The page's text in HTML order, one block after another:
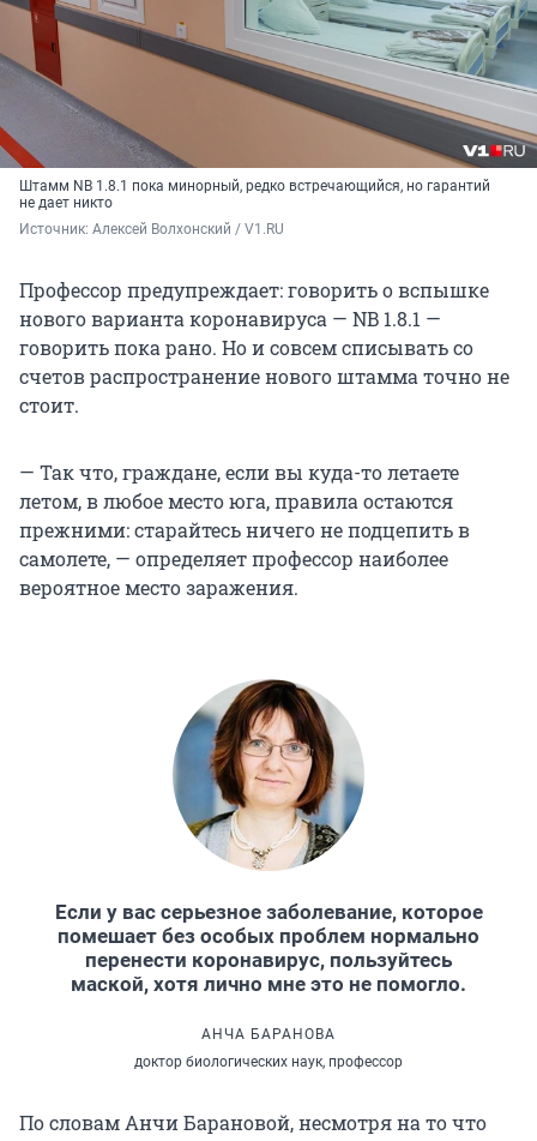
Штамм NB 1.8.1 пока минорный, редко встречающийся, но гарантий
не дает никто
Источник: Алексей Волхонский / V1.RU
Профессор предупреждает: говорить о вспышке
нового варианта коронавируса — NB 1.8.1 —
говорить пока рано. Но и совсем списывать со
счетов распространение нового штамма точно не
стоит.
— Так что, граждане, если вы куда-то летаете
летом, в любое место юга, правила остаются
прежними: старайтесь ничего не подцепить в
самолете, — определяет профессор наиболее
вероятное место заражения.
Если у вас серьезное заболевание, которое
помешает без особых проблем нормально
перенести коронавирус, пользуйтесь
маской, хотя лично мне это не помогло.
АНЧА БАРАНОВА
доктор биологических наук, профессор
По словам Анчи Барановой, несмотря на то что